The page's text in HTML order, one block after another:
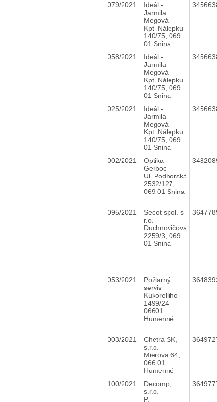
079/2021
Ideál -
Jarmila
Megová
Kpt. Nálepku
140/75, 069
01 Snina
058/2021
Ideál -
Jarmila
Megová
Kpt. Nálepku
140/75, 069
01 Snina
025/2021
Ideál -
Jarmila
Megová
Kpt. Nálepku
140/75, 069
01 Snina
002/2021
Optika -
Gerboc
Ul. Podhorská
2532/127,
069 01 Snina
095/2021
Sedot spol. s
r.o.
Duchnovičova
2259/3, 069
01 Snina
053/2021
Požiarný
servis
Kukorelliho
1499/24,
06601
Humenné
003/2021
Chetra SK,
s.r.o.
Mierova 64,
066 01
Humenné
100/2021
Decomp,
s.r.o.
P.